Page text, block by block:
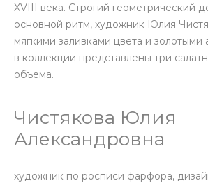
XVIII века. Строгий геометрический
основной ритм, художник Юлия
мягкими заливками цвета и золотыми
в коллекции представлены три
объема.
Чистякова Юлия
Александровна
художник по росписи фарфора,